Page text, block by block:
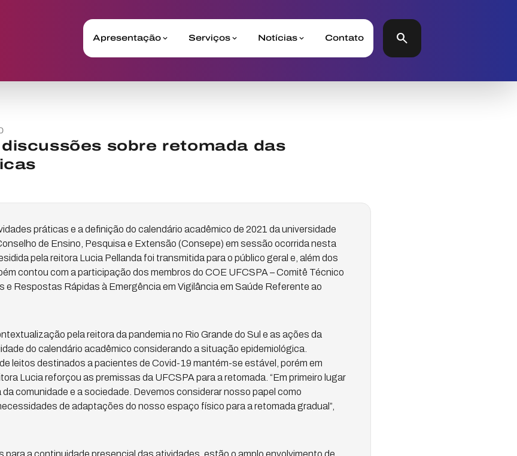
Apresentação Serviços Notícias Contato search
sobre retomada das
práticas e a definição do calendário acadêmico de 2021 da universidade
de Ensino, Pesquisa e Extensão (Consepe) em sessão ocorrida nesta
pela reitora Lucia Pellanda foi transmitida para o público geral e, além dos
contou com a participação dos membros do COE UFCSPA – Comitê Técnico
Respostas Rápidas à Emergência em Vigilância em Saúde Referente ao
pela reitora da pandemia no Rio Grande do Sul e as ações da
do calendário acadêmico considerando a situação epidemiológica.
leitos destinados a pacientes de Covid-19 mantém-se estável, porém em
Lucia reforçou as premissas da UFCSPA para a retomada. “Em primeiro lugar
comunidade e a sociedade. Devemos considerar nosso papel como
de adaptações do nosso espaço físico para a retomada gradual”,
a continuidade presencial das atividades, estão o amplo envolvimento de